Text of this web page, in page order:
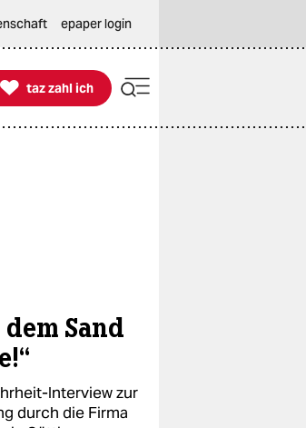
epaper login

taz zahl ich
taz zahl ich
Sand
Interview zur
durch die Firma